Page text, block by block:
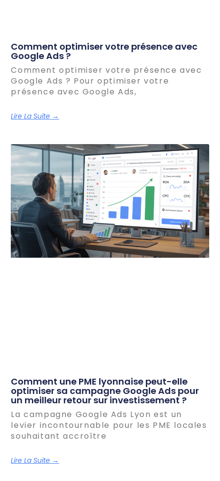
Comment optimiser votre présence avec
Google Ads ?
Comment optimiser votre présence avec
Google Ads ? Pour optimiser votre
présence avec Google Ads,
Lire La Suite →
Comment une PME lyonnaise peut-elle
optimiser sa campagne Google Ads pour
un meilleur retour sur investissement ?
La campagne Google Ads Lyon est un
levier incontournable pour les PME locales
souhaitant accroître
Lire La Suite →